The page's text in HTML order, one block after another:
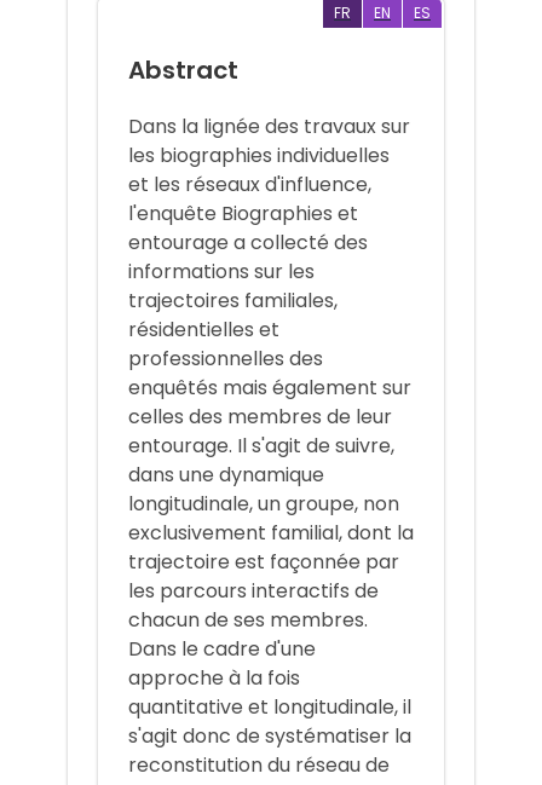
FR EN ES
Abstract
Dans la lignée des travaux sur
les biographies individuelles
et les réseaux d'influence,
l'enquête Biographies et
entourage a collecté des
informations sur les
trajectoires familiales,
résidentielles et
professionnelles des
enquêtés mais également sur
celles des membres de leur
entourage. Il s'agit de suivre,
dans une dynamique
longitudinale, un groupe, non
exclusivement familial, dont la
trajectoire est façonnée par
les parcours interactifs de
chacun de ses membres.
Dans le cadre d'une
approche à la fois
quantitative et longitudinale, il
s'agit donc de systématiser la
reconstitution du réseau de